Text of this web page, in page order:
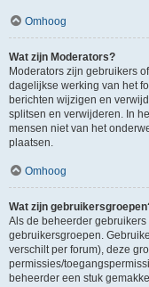
Omhoog
Wat zijn Moderators?
Moderators zijn gebruikers
dagelijkse werking van het
berichten wijzigen en
splitsen en verwijderen. In
mensen niet van het
plaatsen.
Omhoog
Wat zijn
Als de beheerder
gebruikersgroepen.
verschilt per forum), deze
permissies/
beheerder een stuk